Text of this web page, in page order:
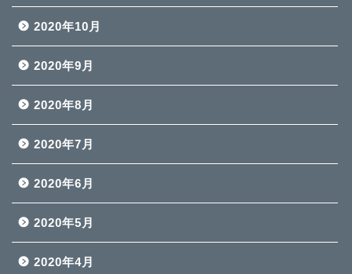
2020年10月
2020年9月
2020年8月
2020年7月
2020年6月
2020年5月
2020年4月